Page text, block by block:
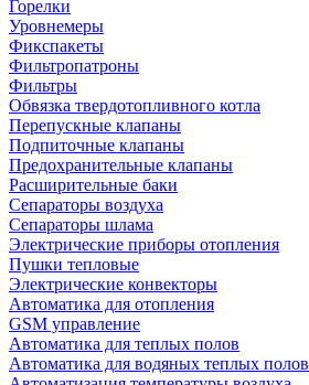
Горелки
Уровнемеры
Фикспакеты
Фильтропатроны
Фильтры
Обвязка твердотопливного котла
Перепускные клапаны
Подпиточные клапаны
Предохранительные клапаны
Расширительные баки
Сепараторы воздуха
Сепараторы шлама
Электрические приборы отопления
Пушки тепловые
Электрические конвекторы
Автоматика для отопления
GSM управление
Автоматика для теплых полов
Автоматика для водяных теплых полов